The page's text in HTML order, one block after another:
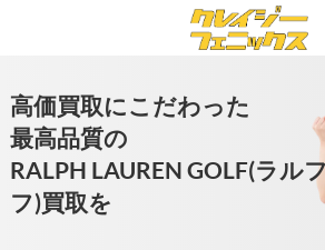
高価買取にこだわった
最高品質の
RALPH LAUREN GOLF(ラル
フ)買取を